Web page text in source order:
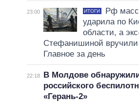
23:00 ИТОГИ
Рф
ударила по
области, а
Стефанишиной вручили
Главное за день
22:18
В Молдове
российского
«Герань-2»